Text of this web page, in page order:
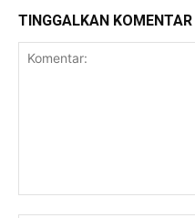
TINGGALKAN KOMENTAR